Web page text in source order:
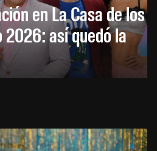
en La Casa de los
2026: así quedó la